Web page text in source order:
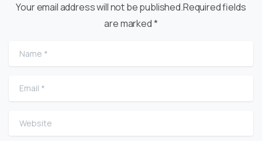
Your email address will not be published.Required fields
are marked *
Name
Email
Website